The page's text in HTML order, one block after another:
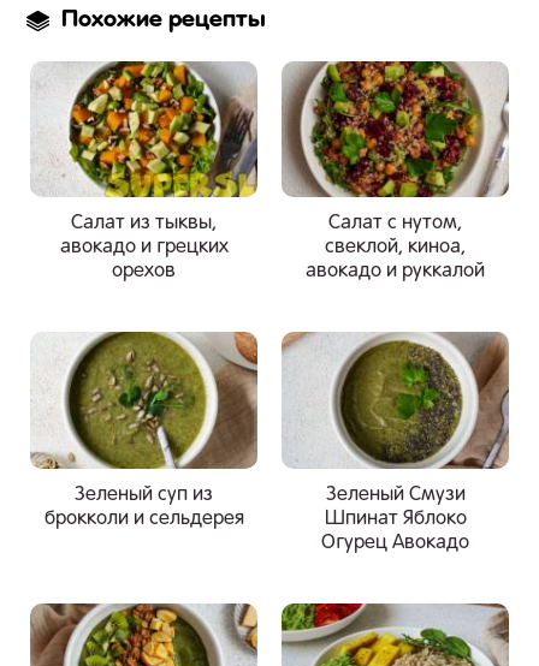
Похожие рецепты
Салат из тыквы,
авокадо и грецких
орехов
Салат с нутом,
свеклой, киноа,
авокадо и руккалой
Зеленый суп из
брокколи и сельдерея
Зеленый Смузи
Шпинат Яблоко
Огурец Авокадо